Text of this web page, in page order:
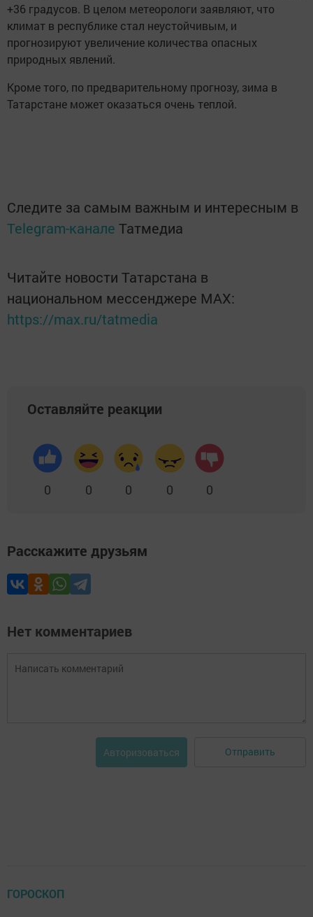
+36 градусов. В целом метеорологи заявляют, что
климат в республике стал неустойчивым, и
прогнозируют увеличение количества опасных
природных явлений.
Кроме того, по предварительному прогнозу, зима в
Татарстане может оказаться очень теплой.
Следите за самым важным и интересным в
Telegram-канале Татмедиа
Читайте новости Татарстана в
национальном мессенджере MАХ:
https://max.ru/tatmedia
Оставляйте реакции
0 0 0 0 0
Расскажите друзьям
Нет комментариев
Авторизоваться Отправить
ГОРОСКОП